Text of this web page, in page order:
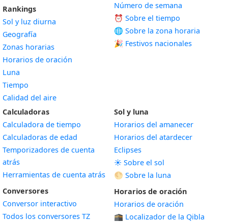
Rankings
Sol y luz diurna
Geografía
Zonas horarias
Horarios de oración
Luna
Tiempo
Calidad del aire
Número de semana
⏰ Sobre el tiempo
🌐 Sobre la zona horaria
🎉 Festivos nacionales
Calculadoras
Calculadora de tiempo
Calculadoras de edad
Temporizadores de cuenta
atrás
Herramientas de cuenta atrás
Conversores
Conversor interactivo
Todos los conversores TZ
Sol y luna
Horarios del amanecer
Horarios del atardecer
Eclipses
☀️ Sobre el sol
🌕 Sobre la luna
Horarios de oración
Horarios de oración
🕋 Localizador de la Qibla